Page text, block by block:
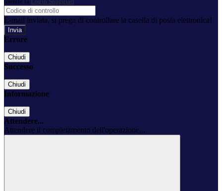
E-mail inviata, si prega di controllare la casella di posta elettronica!
Errore
Chiudi
Successo
Chiudi
Informazione
Chiudi
Attendere...
Attendere il completamento dell'operazione...